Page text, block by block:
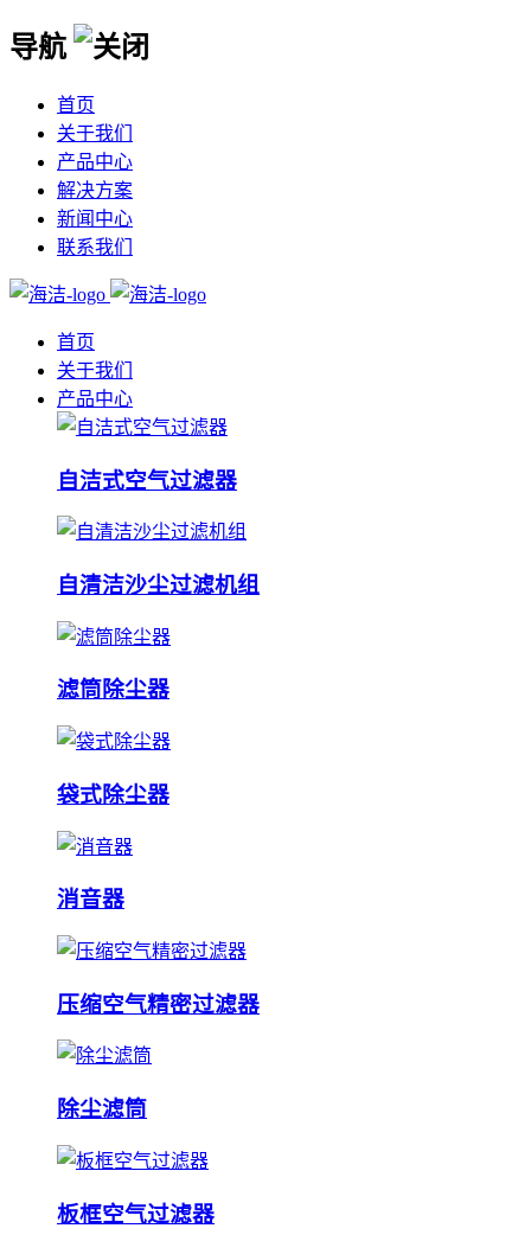
导航
首页
关于我们
产品中心
解决方案
新闻中心
联系我们
首页
关于我们
产品中心
自洁式空气过滤器
自清洁沙尘过滤机组
滤筒除尘器
袋式除尘器
消音器
压缩空气精密过滤器
除尘滤筒
板框空气过滤器